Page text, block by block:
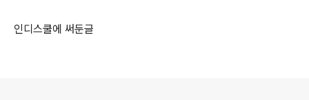
인디스쿨에 써둔글